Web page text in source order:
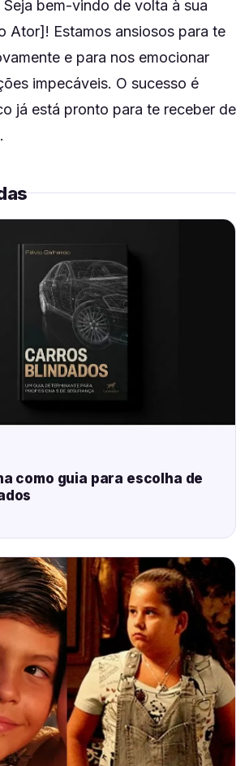
bem-vindo de volta à sua
Ator]! Estamos ansiosos para te
e para nos emocionar
impecáveis. O sucesso é
já está pronto para te receber de
como guia para escolha de